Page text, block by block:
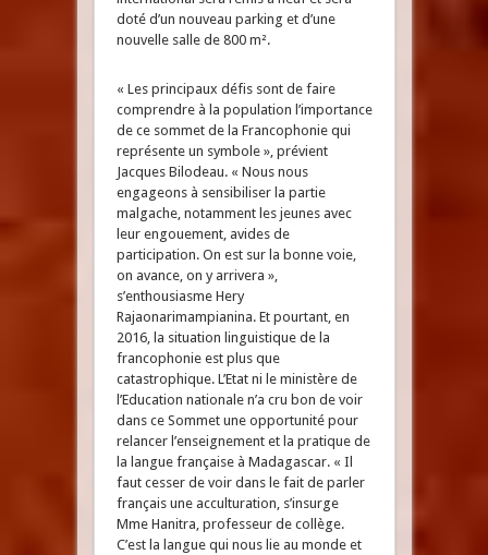
doté d’un nouveau parking et d’une
nouvelle salle de 800 m².
« Les principaux défis sont de faire
comprendre à la population l’importance
de ce sommet de la Francophonie qui
représente un symbole », prévient
Jacques Bilodeau. « Nous nous
engageons à sensibiliser la partie
malgache, notamment les jeunes avec
leur engouement, avides de
participation. On est sur la bonne voie,
on avance, on y arrivera »,
s’enthousiasme Hery
Rajaonarimampianina. Et pourtant, en
2016, la situation linguistique de la
francophonie est plus que
catastrophique. L’Etat ni le ministère de
l’Education nationale n’a cru bon de voir
dans ce Sommet une opportunité pour
relancer l’enseignement et la pratique de
la langue française à Madagascar. « Il
faut cesser de voir dans le fait de parler
français une acculturation, s’insurge
Mme Hanitra, professeur de collège.
C’est la langue qui nous lie au monde et